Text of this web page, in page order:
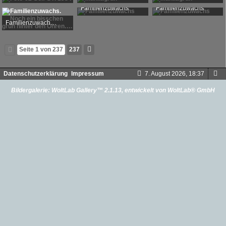
Golf-GTI-Trophy-21. Mai 2026, 19:34
1.480
0
MADBALL-4. Mai 2026, 09:01
997
0 2
MADBALL-4. Mai 2026,
926
0 3
Familienzuwachs. Noch ein bisschen grün hinter den Ohren….
Makkus-4. Mai 2026, 00:15
Familienzuwachs
Makkus-4. Mai 2026, 00:15
Familienzuwachs
Makkus-4. Mai 2026, 00:15
Seite 1 von 237 237
Datenschutzerklärung Impressum 7. August 2026, 18:37
Bildergalerie: WoltLab Gallery™ 2.1.13, entwickelt von WoltLab® GmbH